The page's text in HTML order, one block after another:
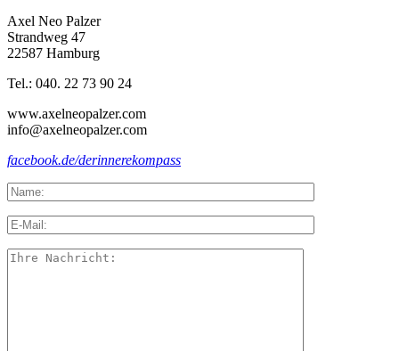
Axel Neo Palzer
Strandweg 47
22587 Hamburg
Tel.: 040. 22 73 90 24
www.axelneopalzer.com
info@axelneopalzer.com
facebook.de/derinnerekompass